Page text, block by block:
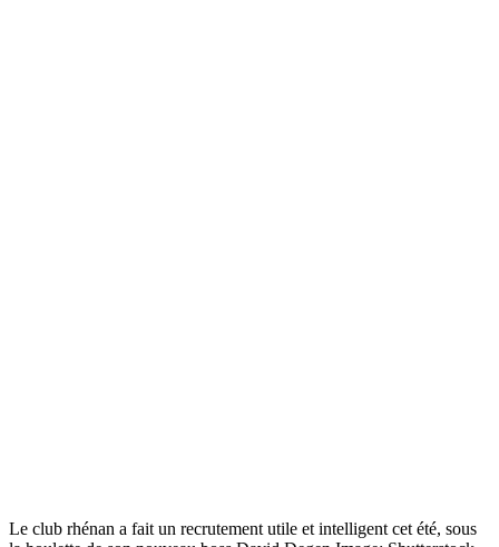
Le club rhénan a fait un recrutement utile et intelligent cet été, sous